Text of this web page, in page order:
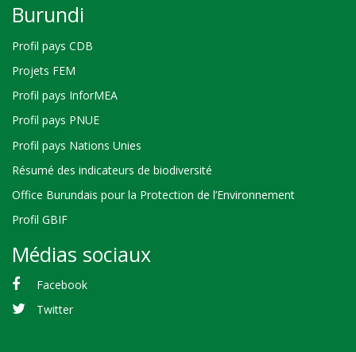
Burundi
Profil pays CDB
Projets FEM
Profil pays InforMEA
Profil pays PNUE
Profil pays Nations Unies
Résumé des indicateurs de biodiversité
Office Burundais pour la Protection de l’Environnement
Profil GBIF
Médias sociaux
Facebook
Twitter